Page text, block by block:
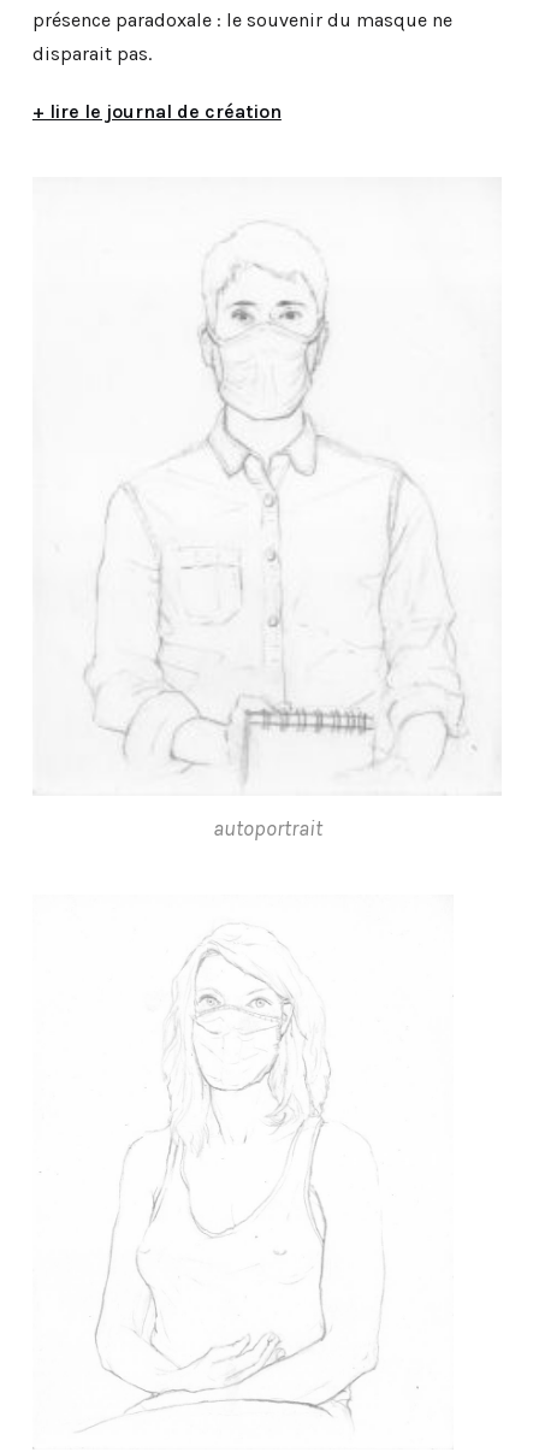
présence paradoxale : le souvenir du masque ne
disparait pas.
+ lire le journal de création
autoportrait